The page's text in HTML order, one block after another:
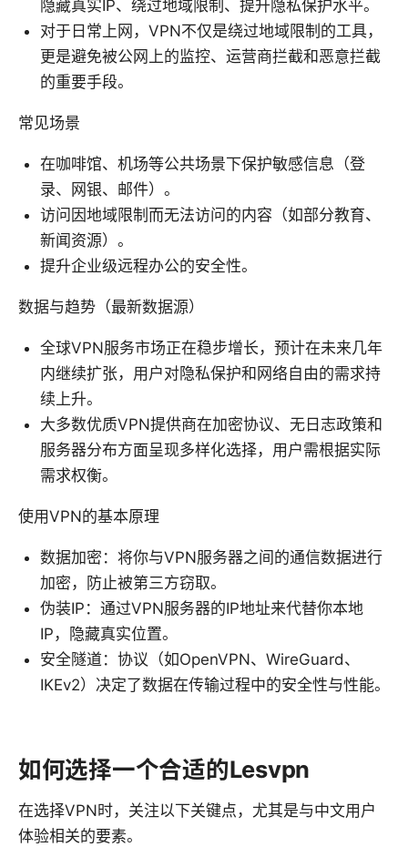
隐藏真实IP、绕过地域限制、提升隐私保护水平。
对于日常上网，VPN不仅是绕过地域限制的工具，
更是避免被公网上的监控、运营商拦截和恶意拦截
的重要手段。
常见场景
在咖啡馆、机场等公共场景下保护敏感信息（登
录、网银、邮件）。
访问因地域限制而无法访问的内容（如部分教育、
新闻资源）。
提升企业级远程办公的安全性。
数据与趋势（最新数据源）
全球VPN服务市场正在稳步增长，预计在未来几年
内继续扩张，用户对隐私保护和网络自由的需求持
续上升。
大多数优质VPN提供商在加密协议、无日志政策和
服务器分布方面呈现多样化选择，用户需根据实际
需求权衡。
使用VPN的基本原理
数据加密：将你与VPN服务器之间的通信数据进行
加密，防止被第三方窃取。
伪装IP：通过VPN服务器的IP地址来代替你本地
IP，隐藏真实位置。
安全隧道：协议（如OpenVPN、WireGuard、
IKEv2）决定了数据在传输过程中的安全性与性能。
如何选择一个合适的Lesvpn
在选择VPN时，关注以下关键点，尤其是与中文用户
体验相关的要素。